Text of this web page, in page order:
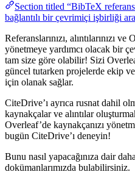
Section titled “BibTeX
bağlantılı bir çevrimiçi işbirliği
Referanslarınızı, alıntılarınızı
yönetmeye yardımcı olacak bir
tam size göre olabilir! Sizi
güncel tutarken projelerde ekip
için olanak sağlar.
CiteDrive’ı ayrıca rusnat dahil
kaynakçalar ve alıntılar
Overleaf’de kaynakçanızı
bugün CiteDrive’ı deneyin!
Bunu nasıl yapacağınıza dair
dokümanlarımızda bulabilirsiniz.